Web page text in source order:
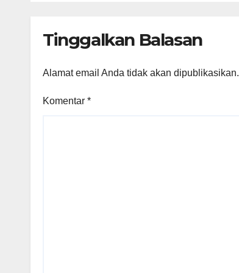
dan Tata Ruang
Tinggalkan Balasan
Alamat email Anda tidak akan dipublikasikan.
Komentar *